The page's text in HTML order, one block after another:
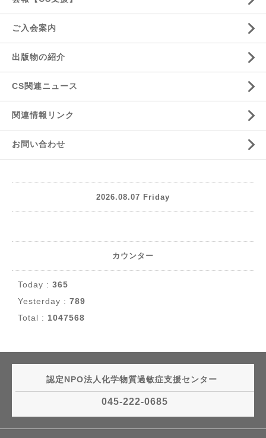
ご入会案内
出版物の紹介
CS関連ニュース
関連情報リンク
お問い合わせ
2026.08.07 Friday
カウンター
Today : 365
Yesterday : 789
Total : 1047568
認定NPO法人化学物質過敏症支援センター
045-222-0685